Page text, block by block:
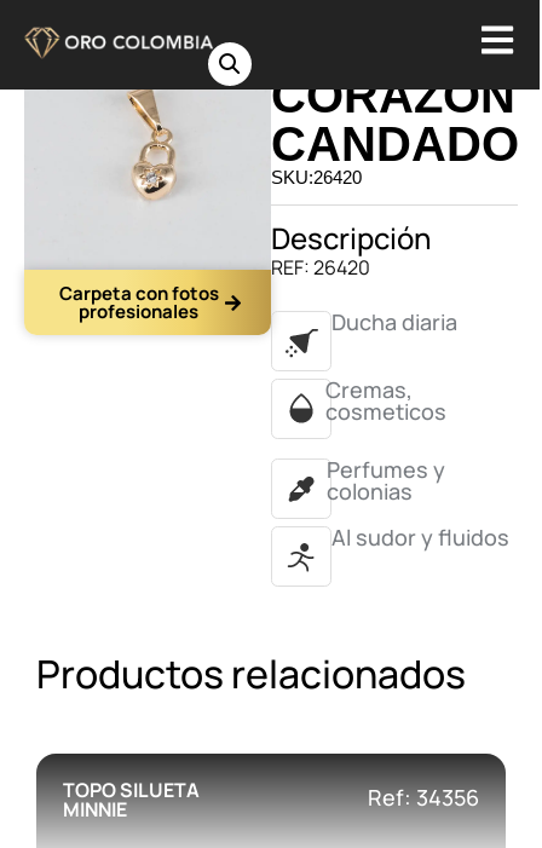
Carpeta con fotos
profesionales
CORAZON
CANDADO
SKU:26420
Descripción
REF: 26420
Ducha diaria
Cremas,
cosmeticos
Perfumes y
colonias
Al sudor y fluidos
Productos relacionados
TOPO SILUETA
MINNIE Ref: 34356